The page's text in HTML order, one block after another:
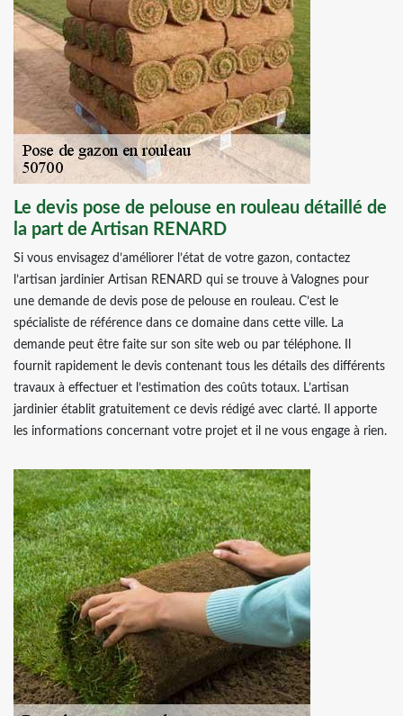
Le devis pose de pelouse en rouleau détaillé de
la part de Artisan RENARD
Si vous envisagez d’améliorer l’état de votre gazon, contactez
l’artisan jardinier Artisan RENARD qui se trouve à Valognes pour
une demande de devis pose de pelouse en rouleau. C’est le
spécialiste de référence dans ce domaine dans cette ville. La
demande peut être faite sur son site web ou par téléphone. Il
fournit rapidement le devis contenant tous les détails des différents
travaux à effectuer et l’estimation des coûts totaux. L’artisan
jardinier établit gratuitement ce devis rédigé avec clarté. Il apporte
les informations concernant votre projet et il ne vous engage à rien.